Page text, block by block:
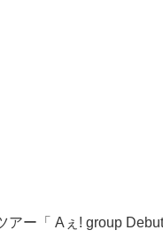
アー「 Aぇ! group